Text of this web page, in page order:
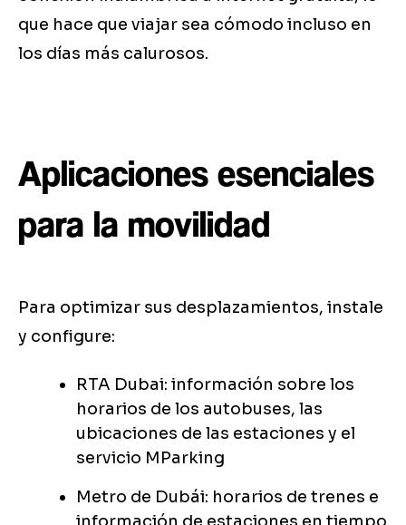
que hace que viajar sea cómodo incluso en
los días más calurosos.
Aplicaciones esenciales
para la movilidad
Para optimizar sus desplazamientos, instale
y configure:
RTA Dubai: información sobre los
horarios de los autobuses, las
ubicaciones de las estaciones y el
servicio MParking
Metro de Dubái: horarios de trenes e